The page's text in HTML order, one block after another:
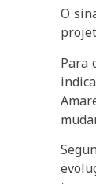
O
Para